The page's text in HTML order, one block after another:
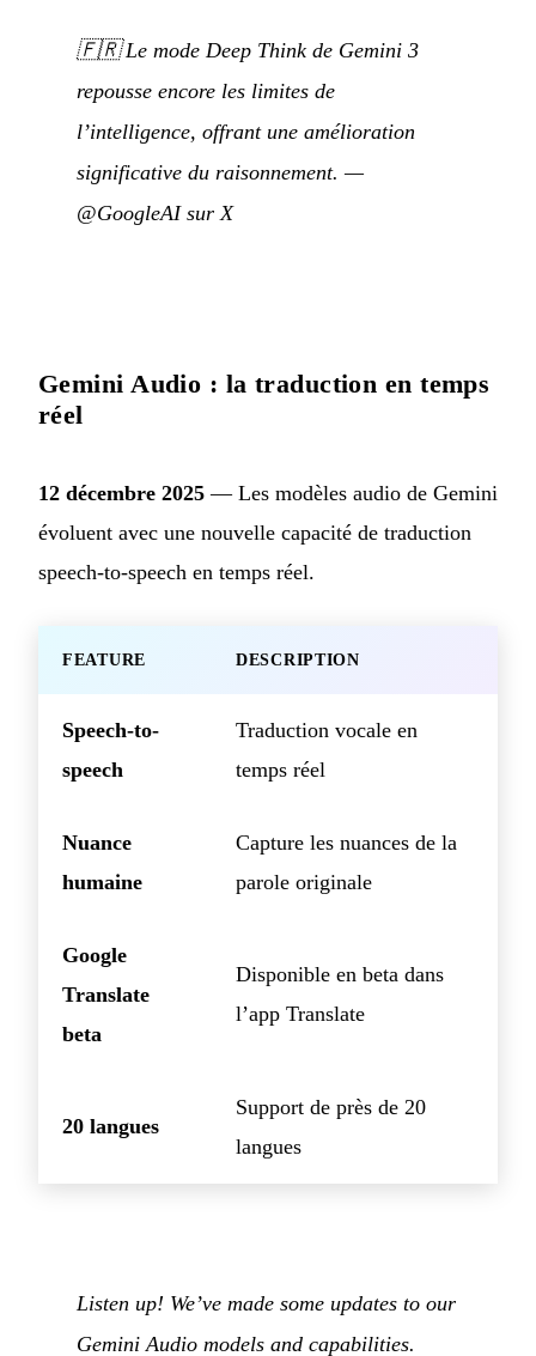
🇫🇷Le mode Deep Think de Gemini 3
repousse encore les limites de
l’intelligence, offrant une amélioration
significative du raisonnement. —
@GoogleAI sur X
Gemini Audio : la traduction en temps
réel
12 décembre 2025 — Les modèles audio de Gemini
évoluent avec une nouvelle capacité de traduction
speech-to-speech en temps réel.
FEATURE DESCRIPTION
Speech-to-
speech
Traduction vocale en
temps réel
Nuance
humaine
Capture les nuances de la
parole originale
Google
Translate
beta
Disponible en beta dans
l’app Translate
20 langues
Support de près de 20
langues
Listen up! We’ve made some updates to our
Gemini Audio models and capabilities.